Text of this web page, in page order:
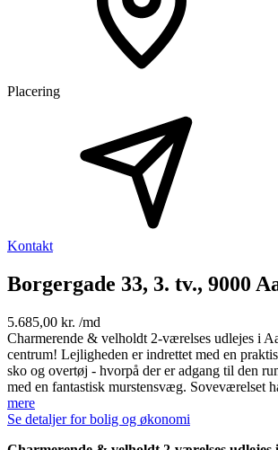
Placering
Kontakt
Borgergade 33, 3. tv., 9000
5.685,00 kr. /md
Charmerende & velholdt 2-værelses udlejes i
centrum! Lejligheden er indrettet med en
sko og overtøj - hvorpå der er adgang til den
med en fantastisk murstensvæg. Soveværelset
mere
Se detaljer for bolig og økonomi